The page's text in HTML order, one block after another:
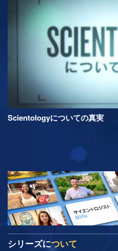
Scientologyについての真実
シリーズについて